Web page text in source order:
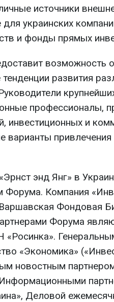
источники
для украинских
и фонды прямых
возможность
тенденции развития
профессионалы,
инвестиционных и
варианты привлечения
энд Янг» в
Форума. Компания
Фондовая
Форума
«Экономика»
новостным
Деловой